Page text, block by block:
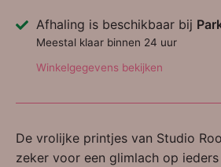
Afhaling is beschikbaar bij
Meestal klaar binnen 24 uur
Winkelgegevens bekijken
De vrolijke printjes van Studio
zeker voor een glimlach op